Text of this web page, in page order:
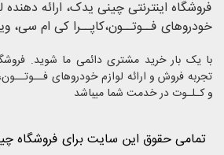
فروشگاه اینترنتی چینی یدک، ارائه دهنده
خودروهای فــوتــون،کاپــرا کی ام سی،
تجربه فروش و ارائه لوازم خودروهای
و کـلـوت در خدمت شما میباشد
تمامی حقوق این سایت برای فروشگاه